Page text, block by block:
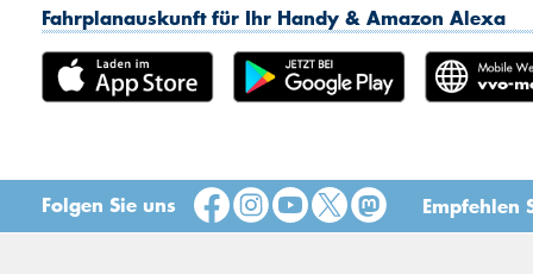
Fahrplanauskunft für Ihr Handy & Amazon Alexa
Folgen Sie uns Empfehlen